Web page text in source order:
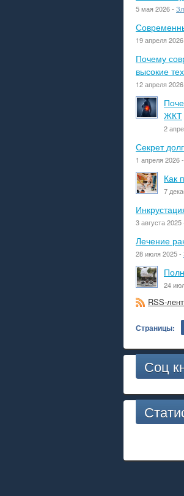
5 мая 2026 -
19 апреля
Почему
высокие
12 апреля
ЖКТ
2
Секрет
1 апреля 2026 -
Как
7
3 августа 2025
Лечение
28 июля 2025 -
24
RSS-
Страницы:
Соц